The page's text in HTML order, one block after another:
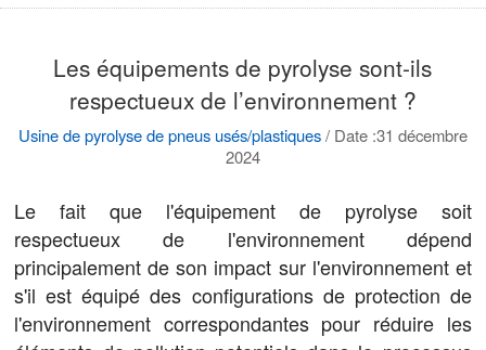
Les équipements de pyrolyse sont-ils
respectueux de l’environnement ?
Usine de pyrolyse de pneus usés/plastiques/ Date :31 décembre
2024
Le fait que l'équipement de pyrolyse soit
respectueux de l'environnement dépend
principalement de son impact sur l'environnement et
s'il est équipé des configurations de protection de
l'environnement correspondantes pour réduire les